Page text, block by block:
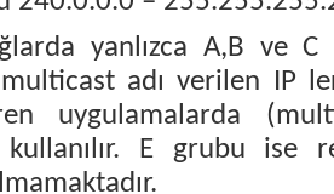
yanlızca A,B ve C
adı verilen IP
uygulamalarda
kullanılır. E grubu ise